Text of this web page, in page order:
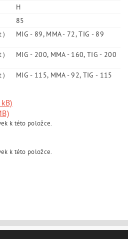
H
85
MIG - 89, MMA - 72, TIG - 89
MIG - 200, MMA - 160, TIG - 200
MIG - 115, MMA - 92, TIG - 115
k této položce.
k této položce.